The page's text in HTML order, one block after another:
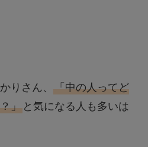
りさん、 「中の人ってど
」と気になる人も多いは